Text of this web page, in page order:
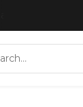
partire da €50.